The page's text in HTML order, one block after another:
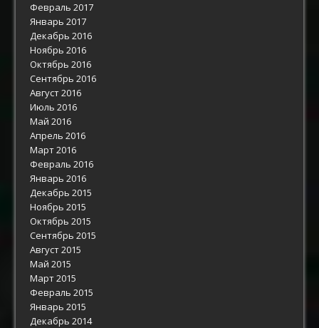
Февраль 2017
Январь 2017
Декабрь 2016
Ноябрь 2016
Октябрь 2016
Сентябрь 2016
Август 2016
Июль 2016
Май 2016
Апрель 2016
Март 2016
Февраль 2016
Январь 2016
Декабрь 2015
Ноябрь 2015
Октябрь 2015
Сентябрь 2015
Август 2015
Май 2015
Март 2015
Февраль 2015
Январь 2015
Декабрь 2014